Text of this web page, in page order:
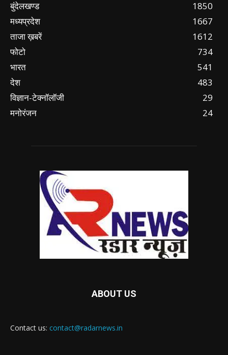
बुंदेलखण्ड
1850
मध्यप्रदेश
1667
ताजा ख़बरें
1612
फोटो
734
भारत
541
देश
483
विज्ञान-टेक्नॉलॉजी
29
मनोरंजन
24
ABOUT US
Contact us: contact@radarnews.in